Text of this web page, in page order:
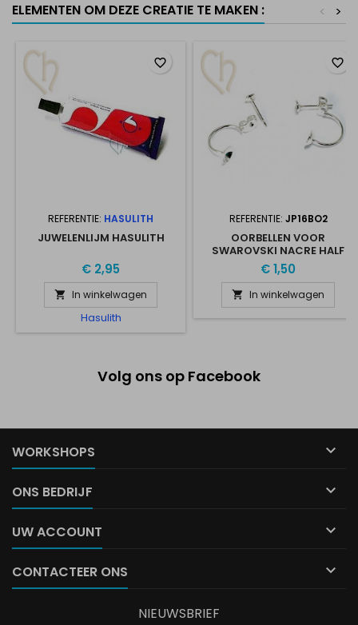
ELEMENTEN OM DEZE CREATIE TE MAKEN : >
<
REFERENTIE: HASULITH
JUWELENLIJM HASULITH
€ 2,95
 In winkelwagen
Hasulith
favorite_border
REFERENTIE: JP16BO2
OORBELLEN VOOR
SWAROVSKI NACRE HALF
GAATJE
€ 1,50
 In winkelwagen
favorite_border
Volg ons op Facebook
WORKSHOPS 
ONS BEDRIJF 
UW ACCOUNT 
CONTACTEER ONS 
NIEUWSBRIEF